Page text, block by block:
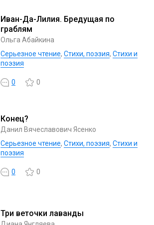
Иван-Да-Лилия. Бредущая по
граблям
Ольга Абайкина
Серьезное чтение, Cтихи, поэзия, Стихи и
поэзия
0 0
Конец?
Данил Вячеславович Ясенко
Серьезное чтение, Cтихи, поэзия, Стихи и
поэзия
0 0
Три веточки лаванды